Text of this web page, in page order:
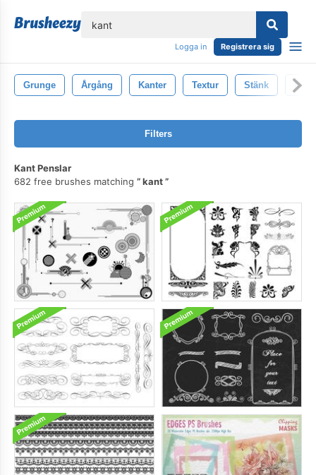
Logga in Registrera sig
Grunge Årgång Kanter Textur Stänk Måla
Filters
Kant Penslar
682 free brushes matching
kant